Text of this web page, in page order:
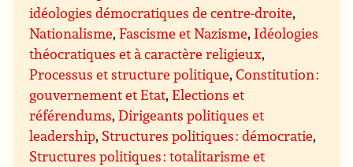
idéologies démocratiques de centre-droite,
Nationalisme,Fascisme et Nazisme, Idéologies
théocratiques et à caractère religieux,
Processus et structure politique,Constitution :
gouvernement et Etat,Elections et
référendums,Dirigeants politiques et
leadership, Structures politiques : démocratie,
Structures politiques : totalitarisme et